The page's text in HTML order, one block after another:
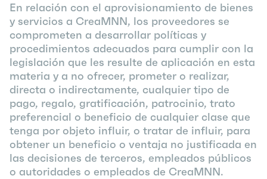
En relación con el aprovisionamiento de bienes
y servicios a CreaMNN, los proveedores se
comprometen a desarrollar políticas y
procedimientos adecuados para cumplir con la
legislación que les resulte de aplicación en esta
materia y a no ofrecer, prometer o realizar,
directa o indirectamente, cualquier tipo de
pago, regalo, gratificación, patrocinio, trato
preferencial o beneficio de cualquier clase que
tenga por objeto influir, o tratar de influir, para
obtener un beneficio o ventaja no justificada en
las decisiones de terceros, empleados públicos
o autoridades o empleados de CreaMNN.